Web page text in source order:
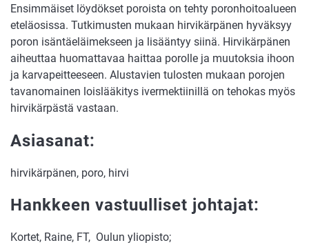
Ensimmäiset löydökset poroista on tehty poronhoitoalueen
eteläosissa. Tutkimusten mukaan hirvikärpänen hyväksyy
poron isäntäeläimekseen ja lisääntyy siinä. Hirvikärpänen
aiheuttaa huomattavaa haittaa porolle ja muutoksia ihoon
ja karvapeitteeseen. Alustavien tulosten mukaan porojen
tavanomainen loislääkitys ivermektiinillä on tehokas myös
hirvikärpästä vastaan.
Asiasanat:
hirvikärpänen, poro, hirvi
Hankkeen vastuulliset johtajat:
Kortet, Raine, FT, Oulun yliopisto;